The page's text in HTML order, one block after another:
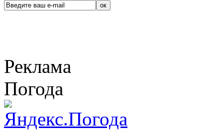
Реклама
Погода